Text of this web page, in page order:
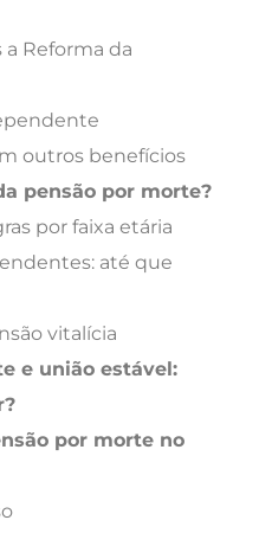
a Reforma da
outros benefícios
pensão por morte?
por faixa etária
até que
vitalícia
e união estável:
por morte no